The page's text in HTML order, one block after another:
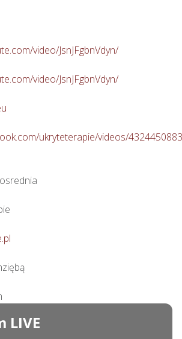
video/JsnJFgbnVdyn/
video/JsnJFgbnVdyn/
ukryteterapie/videos/
LIVE